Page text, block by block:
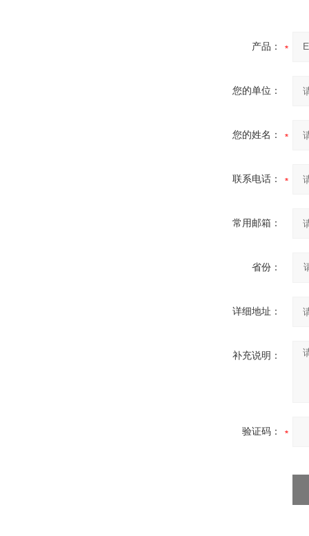
产品：
您的单位：
您的姓名：
联系电话：
常用邮箱：
省份：
详细地址：
补充说明：
验证码：